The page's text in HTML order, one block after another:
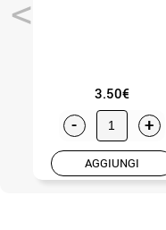
3.50€
- +
AGGIUNGI